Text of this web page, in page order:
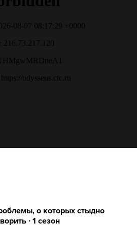
о которых стыдно
∙ 1 сезон